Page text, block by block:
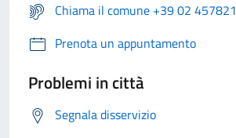
Chiama il comune +39 02 457821
Prenota un appuntamento
Problemi in città
Segnala disservizio